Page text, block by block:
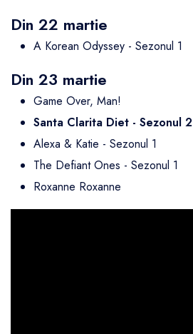
Din 22 martie
A Korean Odyssey - Sezonul 1
Din 23 martie
Game Over, Man!
Santa Clarita Diet - Sezonul 2
Alexa & Katie - Sezonul 1
The Defiant Ones - Sezonul 1
Roxanne Roxanne